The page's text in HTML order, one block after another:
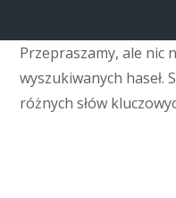
Przepraszamy, ale nic
wyszukiwanych haseł.
różnych słów